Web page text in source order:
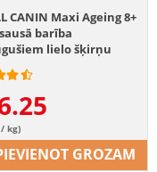
CANIN Maxi Ageing 8+
barība
lielo šķirņu
kas vecāki par 8
kg)
GROZAM